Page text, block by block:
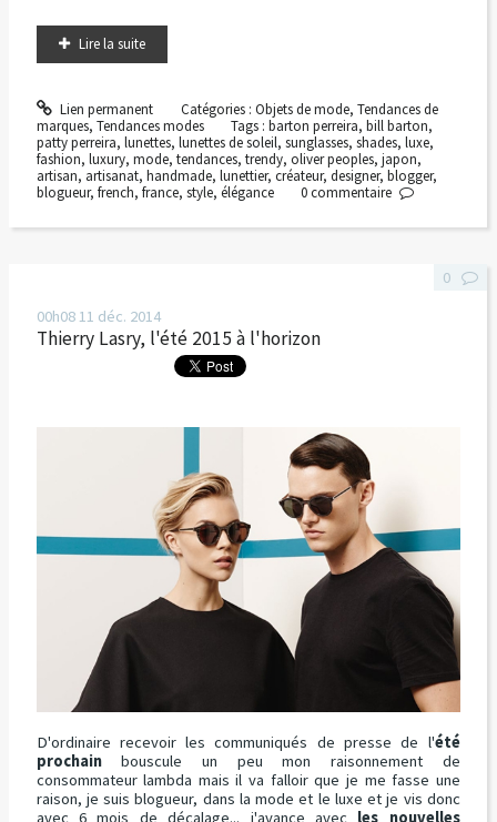
Lire la suite
Lien permanent Catégories : Objets de mode, Tendances de
marques, Tendances modes Tags :barton perreira,bill barton,
patty perreira, lunettes, lunettes de soleil, sunglasses, shades, luxe,
fashion, luxury, mode, tendances, trendy, oliver peoples, japon,
artisan, artisanat, handmade, lunettier, créateur, designer, blogger,
blogueur, french, france, style, élégance 0commentaire
00h0811 déc. 2014
Thierry Lasry, l'été 2015 à l'horizon
D'ordinaire recevoir les communiqués de presse de l'été
prochainbouscule un peu mon raisonnement de
consommateur lambda mais il va falloir que je me fasse une
raison, je suis blogueur, dans la mode et le luxe et je vis donc
avec 6 mois de décalage... j'avance avec les nouvelles
0